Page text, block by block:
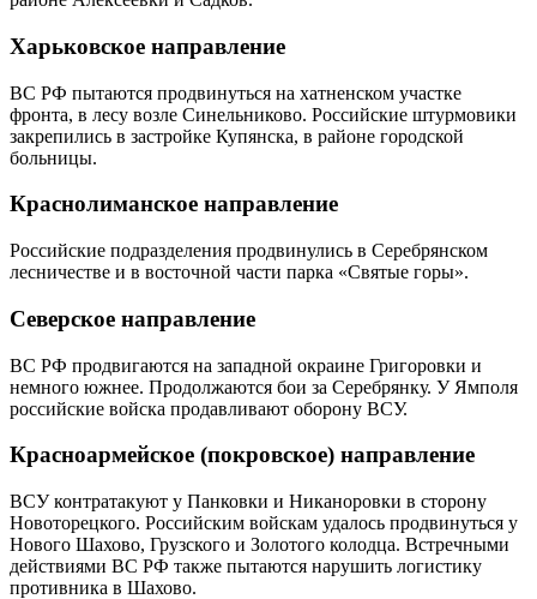
Харьковское направление
ВС РФ пытаются продвинуться на хатненском участке
фронта, в лесу возле Синельниково. Российские штурмовики
закрепились в застройке Купянска, в районе городской
больницы.
Краснолиманское направление
Российские подразделения продвинулись в Серебрянском
лесничестве и в восточной части парка «Святые горы».
Северское направление
ВС РФ продвигаются на западной окраине Григоровки и
немного южнее. Продолжаются бои за Серебрянку. У Ямполя
российские войска продавливают оборону ВСУ.
Красноармейское (покровское) направление
ВСУ контратакуют у Панковки и Никаноровки в сторону
Новоторецкого. Российским войскам удалось продвинуться у
Нового Шахово, Грузского и Золотого колодца. Встречными
действиями ВС РФ также пытаются нарушить логистику
противника в Шахово.